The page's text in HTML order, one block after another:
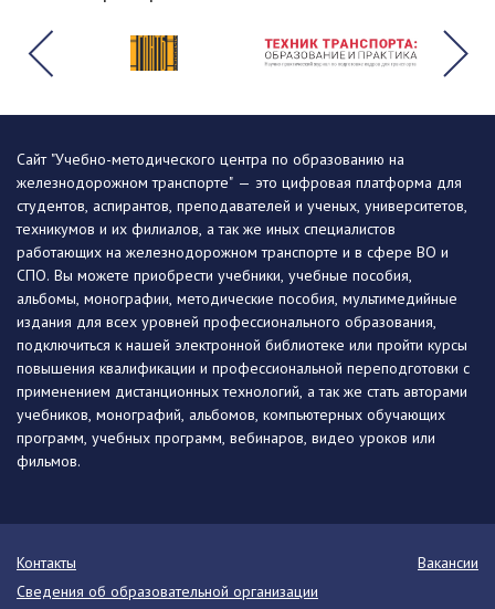
Сайт "Учебно-методического центра по образованию на
железнодорожном транспорте" — это цифровая платформа для
студентов, аспирантов, преподавателей и ученых, университетов,
техникумов и их филиалов, а так же иных специалистов
работающих на железнодорожном транспорте и в сфере ВО и
СПО. Вы можете приобрести учебники, учебные пособия,
альбомы, монографии, методические пособия, мультимедийные
издания для всех уровней профессионального образования,
подключиться к нашей электронной библиотеке или пройти курсы
повышения квалификации и профессиональной переподготовки с
применением дистанционных технологий, а так же стать авторами
учебников, монографий, альбомов, компьютерных обучающих
программ, учебных программ, вебинаров, видео уроков или
фильмов.
Контакты
Вакансии
Сведения об образовательной организации